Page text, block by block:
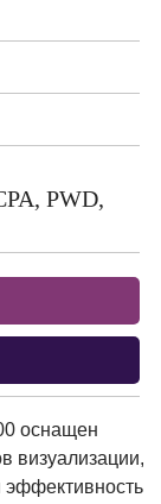
PWD,
оснащен
визуализации,
эффективность